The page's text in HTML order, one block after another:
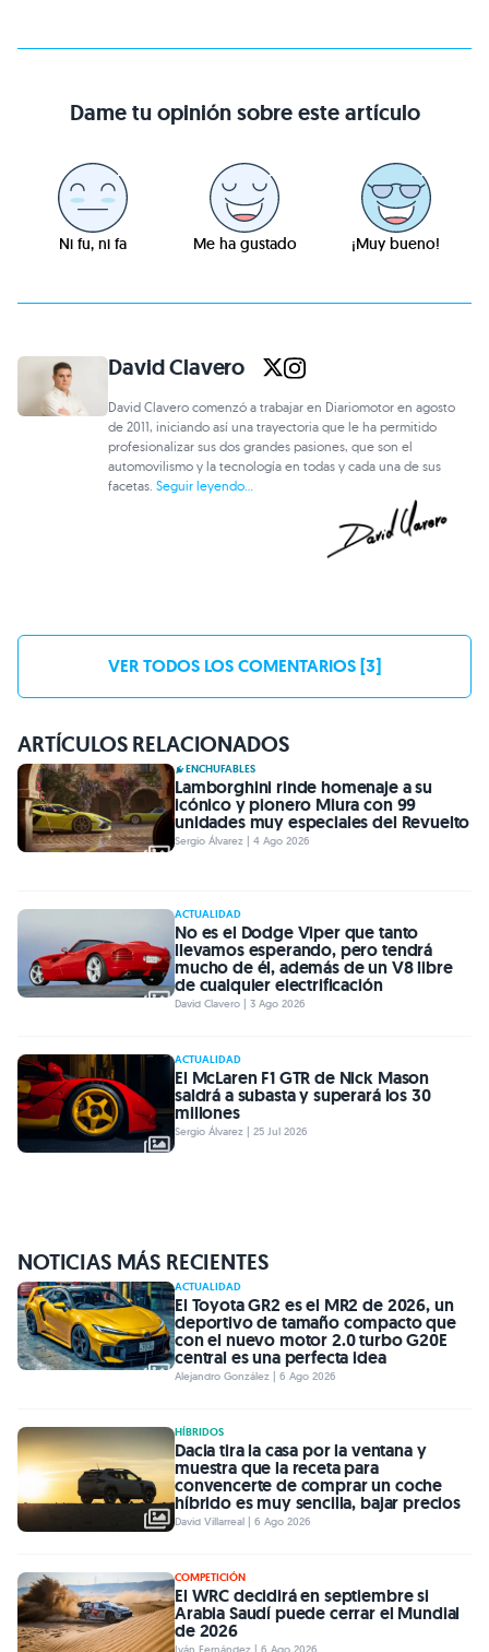
Dame tu opinión sobre este artículo
Ni fu, ni fa Me ha gustado ¡Muy bueno!
David Clavero
David Clavero comenzó a trabajar en Diariomotor en agosto
de 2011, iniciando así una trayectoria que le ha permitido
profesionalizar sus dos grandes pasiones, que son el
automovilismo y la tecnología en todas y cada una de sus
facetas.Seguir leyendo...
VER TODOS LOS COMENTARIOS [3]
ARTÍCULOS RELACIONADOS
ENCHUFABLES
Lamborghini rinde homenaje a su
icónico y pionero Miura con 99
unidades muy especiales del Revuelto
Sergio Álvarez | 4 Ago 2026
ACTUALIDAD
No es el Dodge Viper que tanto
llevamos esperando, pero tendrá
mucho de él, además de un V8 libre
de cualquier electrificación
David Clavero | 3 Ago 2026
ACTUALIDAD
El McLaren F1 GTR de Nick Mason
saldrá a subasta y superará los 30
millones
Sergio Álvarez | 25 Jul 2026
NOTICIAS MÁS RECIENTES
ACTUALIDAD
El Toyota GR2 es el MR2 de 2026, un
deportivo de tamaño compacto que
con el nuevo motor 2.0 turbo G20E
central es una perfecta idea
Alejandro González | 6 Ago 2026
HÍBRIDOS
Dacia tira la casa por la ventana y
muestra que la receta para
convencerte de comprar un coche
híbrido es muy sencilla, bajar precios
David Villarreal | 6 Ago 2026
COMPETICIÓN
El WRC decidirá en septiembre si
Arabia Saudí puede cerrar el Mundial
de 2026